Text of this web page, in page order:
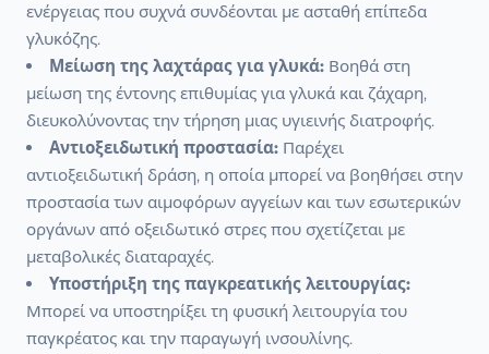
ενέργειας που συχνά συνδέονται με ασταθή επίπεδα
γλυκόζης.
Μείωση της λαχτάρας για γλυκά: Βοηθά στη
μείωση της έντονης επιθυμίας για γλυκά και ζάχαρη,
διευκολύνοντας την τήρηση μιας υγιεινής διατροφής.
Αντιοξειδωτική προστασία: Παρέχει
αντιοξειδωτική δράση, η οποία μπορεί να βοηθήσει στην
προστασία των αιμοφόρων αγγείων και των εσωτερικών
οργάνων από οξειδωτικό στρες που σχετίζεται με
μεταβολικές διαταραχές.
Υποστήριξη της παγκρεατικής λειτουργίας:
Μπορεί να υποστηρίξει τη φυσική λειτουργία του
παγκρέατος και την παραγωγή ινσουλίνης.